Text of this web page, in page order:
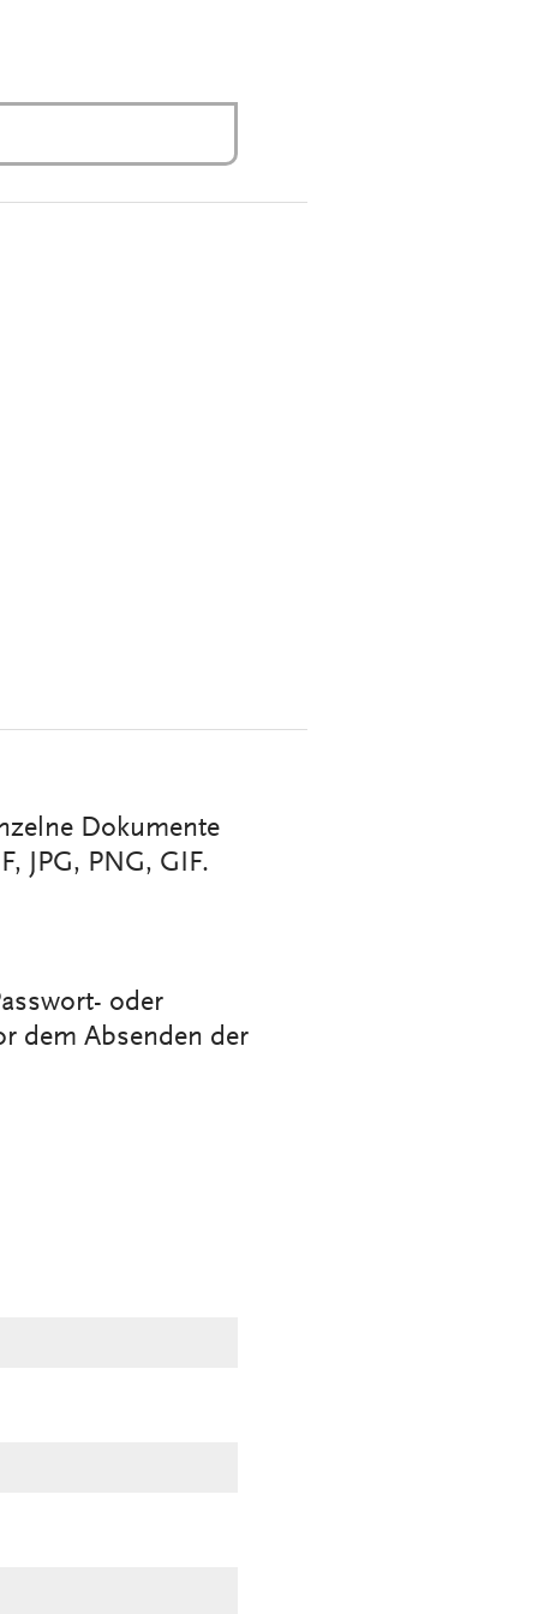
Dokumente
JPG, PNG, GIF.
oder
dem Absenden der